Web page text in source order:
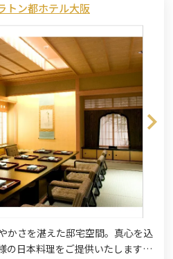
トン都ホテル大阪
かさを湛えた邸宅空間。真心を込
の日本料理をご提供いたします。